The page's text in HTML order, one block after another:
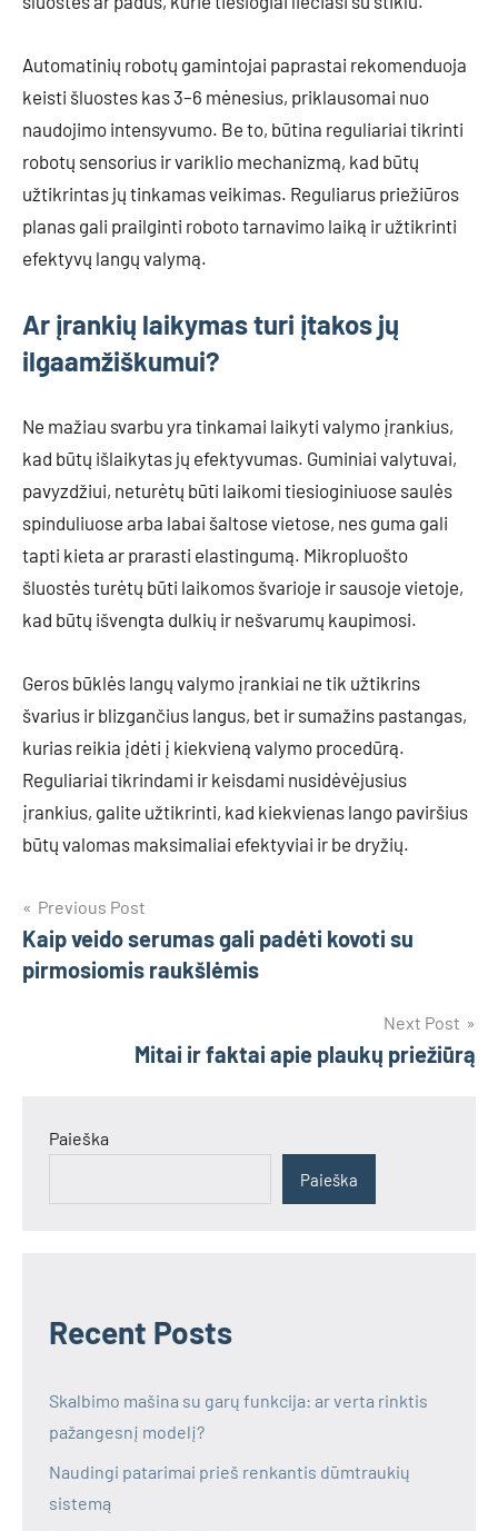
Automatinių robotų gamintojai paprastai rekomenduoja
keisti šluostes kas 3–6 mėnesius, priklausomai nuo
naudojimo intensyvumo. Be to, būtina reguliariai tikrinti
robotų sensorius ir variklio mechanizmą, kad būtų
užtikrintas jų tinkamas veikimas. Reguliarus priežiūros
planas gali prailginti roboto tarnavimo laiką ir užtikrinti
efektyvų langų valymą.
Ar įrankių laikymas turi įtakos jų
ilgaamžiškumui?
Ne mažiau svarbu yra tinkamai laikyti valymo įrankius,
kad būtų išlaikytas jų efektyvumas. Guminiai valytuvai,
pavyzdžiui, neturėtų būti laikomi tiesioginiuose saulės
spinduliuose arba labai šaltose vietose, nes guma gali
tapti kieta ar prarasti elastingumą. Mikropluošto
šluostės turėtų būti laikomos švarioje ir sausoje vietoje,
kad būtų išvengta dulkių ir nešvarumų kaupimosi.
Geros būklės langų valymo įrankiai ne tik užtikrins
švarius ir blizgančius langus, bet ir sumažins pastangas,
kurias reikia įdėti į kiekvieną valymo procedūrą.
Reguliariai tikrindami ir keisdami nusidėvėjusius
įrankius, galite užtikrinti, kad kiekvienas lango paviršius
būtų valomas maksimaliai efektyviai ir be dryžių.
Navigacija
tarp
Previous Post
Kaip veido serumas gali padėti kovoti su
pirmosiomis raukšlėmis
Next Post
Mitai ir faktai apie plaukų priežiūrą
Paieška
Paieška
Recent Posts
Skalbimo mašina su garų funkcija: ar verta rinktis
pažangesnį modelį?
Naudingi patarimai prieš renkantis dūmtraukių
sistemą